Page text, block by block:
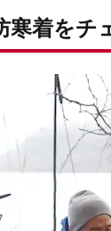
寒着をチ